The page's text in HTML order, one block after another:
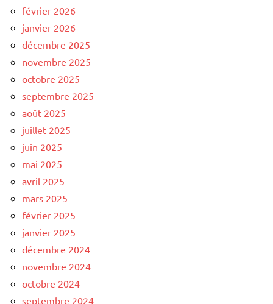
février 2026
janvier 2026
décembre 2025
novembre 2025
octobre 2025
septembre 2025
août 2025
juillet 2025
juin 2025
mai 2025
avril 2025
mars 2025
février 2025
janvier 2025
décembre 2024
novembre 2024
octobre 2024
septembre 2024